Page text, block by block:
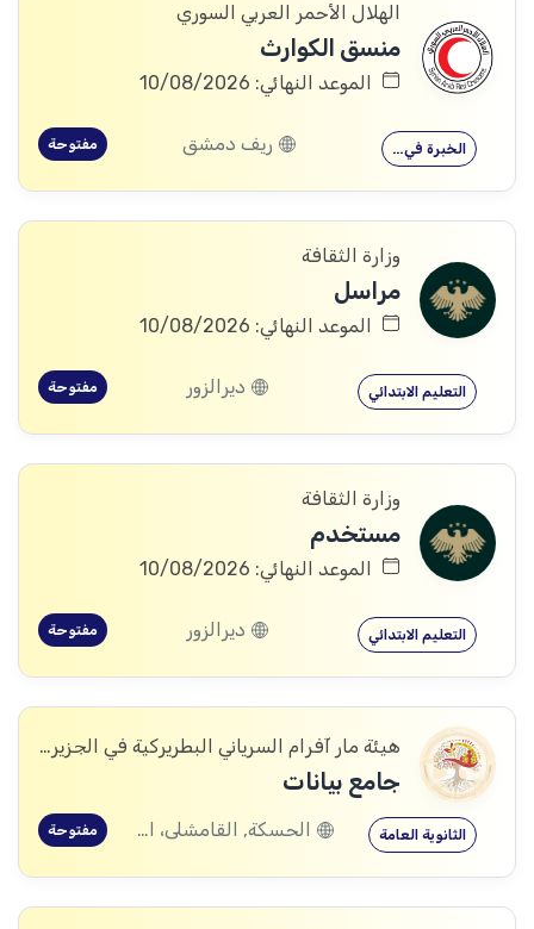
الهلال الأحمر العربي السوري
منسق الكوارث
الموعد النهائي: 10/08/2026
الخبرة في… ريف دمشق مفتوحة
وزارة الثقافة
مراسل
الموعد النهائي: 10/08/2026
التعليم الابتدائي ديرالزور مفتوحة
وزارة الثقافة
مستخدم
الموعد النهائي: 10/08/2026
التعليم الابتدائي ديرالزور مفتوحة
هيئة مار آفرام السرياني البطريركية في الجزيرة والفرات
جامع بيانات
الثانوية العامة الحسكة, القامشلى، الحسكة, الكرامة، الرقة, اليعربية، المالكية، الحسكة, العريشة، الحسكة, الشدادي، الحسكة مفتوحة